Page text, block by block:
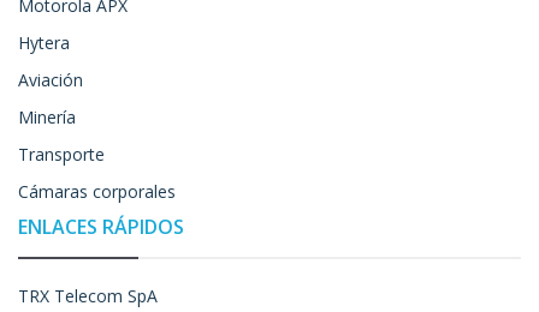
Motorola APX
Hytera
Aviación
Minería
Transporte
Cámaras corporales
ENLACES RÁPIDOS
TRX Telecom SpA